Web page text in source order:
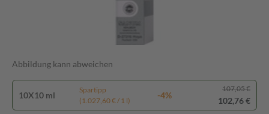
Abbildung kann abweichen
10X10 ml
Spartipp
(1.027,60 € / 1 l)
-4%
107,05 €
102,76 €